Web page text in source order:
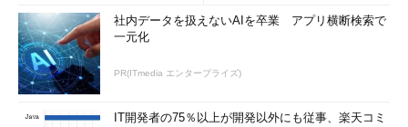
社内データを扱えないAIを卒業 アプリ横断検索で
一元化
PR(ITmedia エンタープライズ)
IT開発者の75％以上が開発以外にも従事、楽天コミ